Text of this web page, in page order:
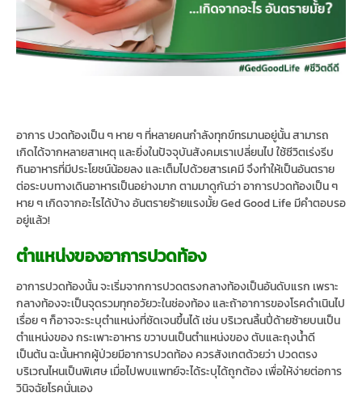
อาการ ปวดท้องเป็น ๆ หาย ๆ ที่หลายคนกำลังทุกข์ทรมานอยู่นั้น สามารถ
เกิดได้จากหลายสาเหตุ และยิ่งในปัจจุบันสังคมเราเปลี่ยนไป ใช้ชีวิตเร่งรีบ
กินอาหารที่มีประโยชน์น้อยลง และเต็มไปด้วยสารเคมี จึงทำให้เป็นอันตราย
ต่อระบบทางเดินอาหารเป็นอย่างมาก ตามมาดูกันว่า อาการปวดท้องเป็น ๆ
หาย ๆ เกิดจากอะไรได้บ้าง อันตรายร้ายแรงมั้ย Ged Good Life มีคำตอบรอ
อยู่แล้ว!
ตำแหน่งของอาการปวดท้อง
อาการปวดท้องนั้น จะเริ่มจากการปวดตรงกลางท้องเป็นอันดับแรก เพราะ
กลางท้องจะเป็นจุดรวมทุกอวัยวะในช่องท้อง และถ้าอาการของโรคดำเนินไป
เรื่อย ๆ ก็อาจจะระบุตำแหน่งที่ชัดเจนขึ้นได้ เช่น บริเวณลิ้นปี่ด้ายซ้ายบนเป็น
ตำแหน่งของ กระเพาะอาหาร ขวาบนเป็นตำแหน่งของ ตับและถุงน้ำดี
เป็นต้น ฉะนั้นหากผู้ป่วยมีอาการปวดท้อง ควรสังเกตด้วยว่า ปวดตรง
บริเวณไหนเป็นพิเศษ เมื่อไปพบแพทย์จะได้ระบุได้ถูกต้อง เพื่อให้ง่ายต่อการ
วินิจฉัยโรคนั่นเอง